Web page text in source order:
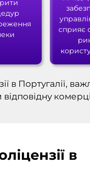
сприяє
в Португалії,
в